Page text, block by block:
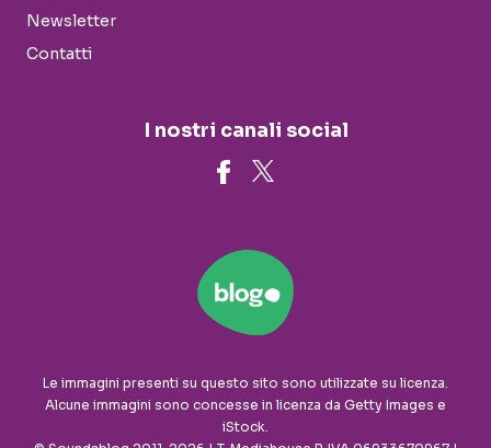
Newsletter
Contatti
I nostri canali social
Le immagini presenti su questo sito sono utilizzate su licenza.
Alcune immagini sono concesse in licenza da Getty Images e
iStock.